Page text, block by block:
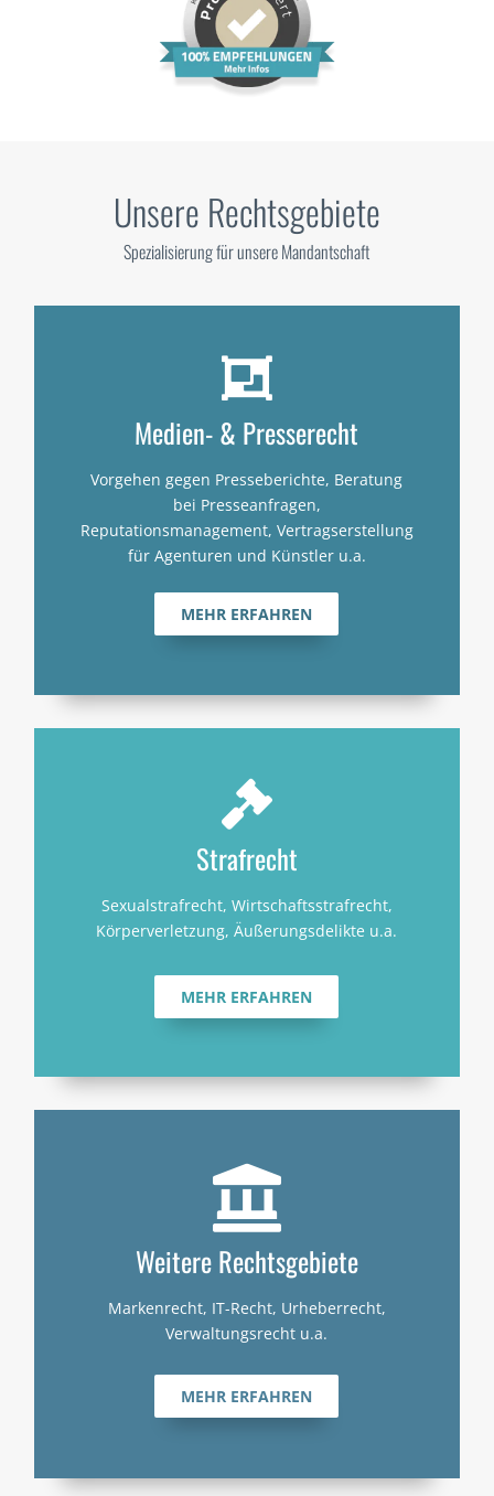
Unsere Rechtsgebiete
Spezialisierung für unsere Mandantschaft

Medien- & Presserecht
Vorgehen gegen Presseberichte, Beratung
bei Presseanfragen,
Reputationsmanagement, Vertragserstellung
für Agenturen und Künstler u.a.
MEHR ERFAHREN

Strafrecht
Sexualstrafrecht, Wirtschaftsstrafrecht,
Körperverletzung, Äußerungsdelikte u.a.
MEHR ERFAHREN

Weitere Rechtsgebiete
Markenrecht, IT-Recht, Urheberrecht,
Verwaltungsrecht u.a.
MEHR ERFAHREN